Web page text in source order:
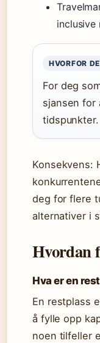
inclusive
HVORFOR
For deg
sjansen for
tidspunkter.
Konsekvens:
deg for flere
alternativer i
Hvordan
Hva er en
En restplass
å fylle opp
noen tilfeller